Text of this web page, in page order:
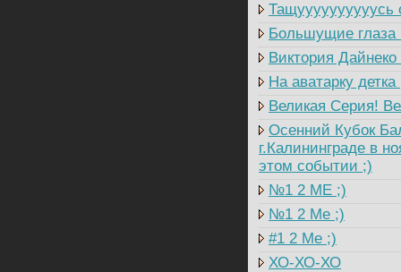
Тащуууууууууусь
Большущие глаза
Виктория
На аватарку детка
Великая Серия!
Осенний Кубок
г.Калининграде в
этом событии ;)
№1 2 ME ;)
№1 2 Me ;)
#1 2 Me ;)
ХО-ХО-ХО